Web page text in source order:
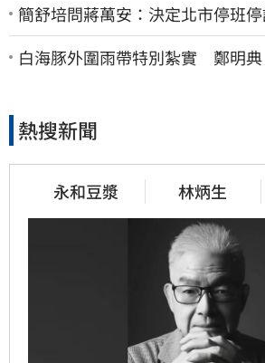
簡舒培問蔣萬安：決定北市停班
北市長，還是氣象署？
白海豚外圍雨帶特別紮實 鄭明典
熱搜新聞
永和豆漿 林炳生